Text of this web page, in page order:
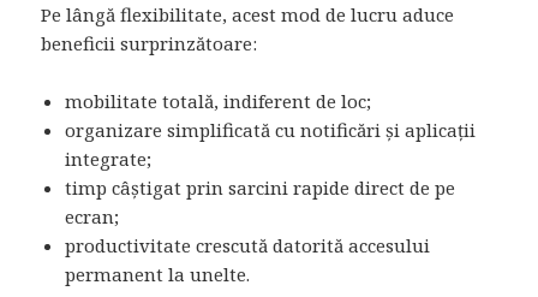
Pe lângă flexibilitate, acest mod de lucru aduce
beneficii surprinzătoare:
mobilitate totală, indiferent de loc;
organizare simplificată cu notificări și aplicații
integrate;
timp câștigat prin sarcini rapide direct de pe
ecran;
productivitate crescută datorită accesului
permanent la unelte.